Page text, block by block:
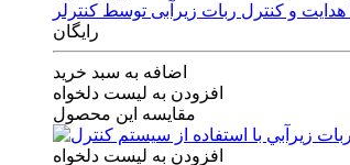
رایگان
اضافه به سبد خرید
افزودن به لیست دلخواه
مقایسه این محصول
افزودن به لیست دلخواه